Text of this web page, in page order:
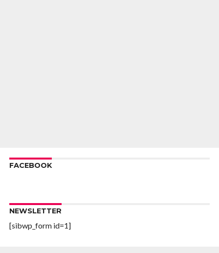
FACEBOOK
NEWSLETTER
[sibwp_form id=1]